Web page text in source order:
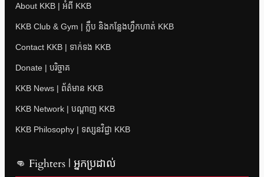
About KKB | អំពី KKB
KKB Club & Gym | ក្លឹប និងកន្លែងហ្វឹកហាត់ KKB
Contact KKB | ទាក់ទង KKB
Donate | បរិច្ចាគ
KKB News | ព័ត៌មាន KKB
KKB Network | បណ្តាញ KKB
KKB Philosophy | ទស្សនវិជ្ជា KKB
👊 Fighters | អ្នកប្រដាល់